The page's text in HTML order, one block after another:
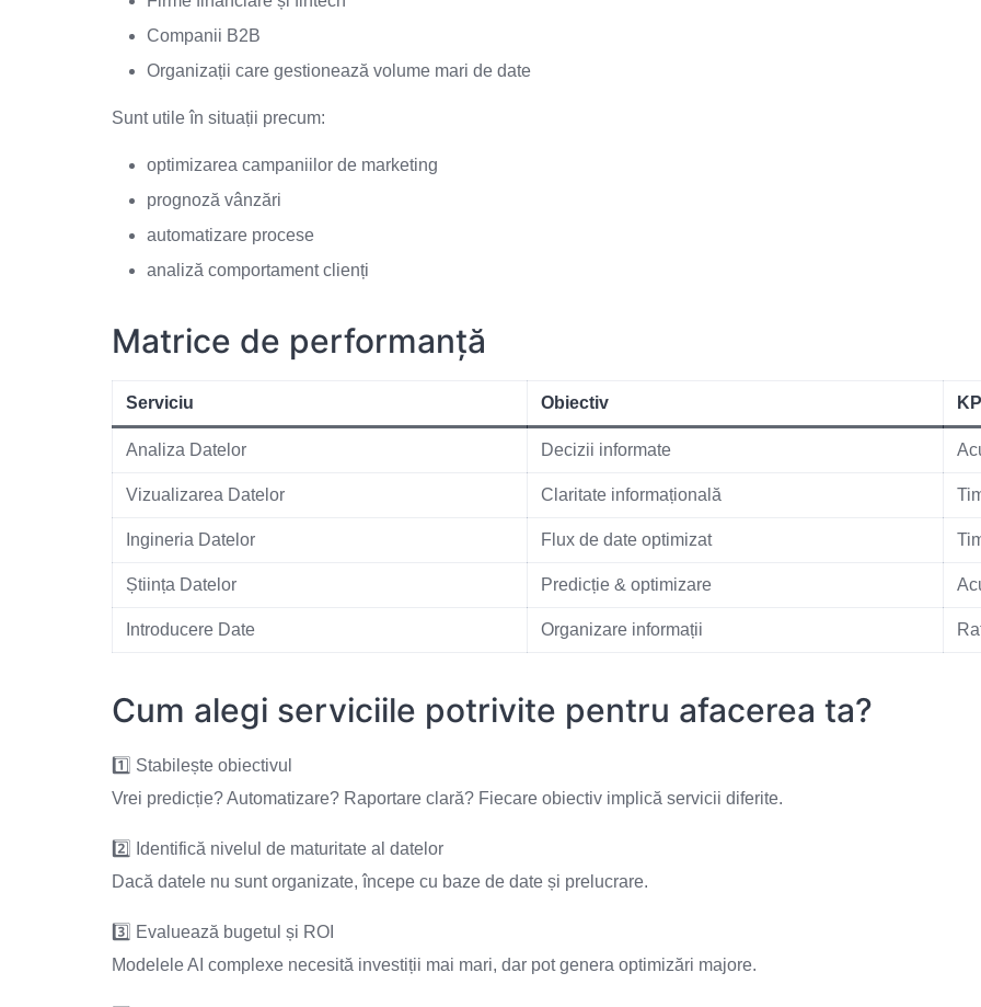
Companii B2B
Organizații care gestionează volume mari de date
Sunt utile în situații precum:
optimizarea campaniilor de marketing
prognoză vânzări
automatizare procese
analiză comportament clienți
Matrice de performanță
Serviciu Obiectiv
Analiza Datelor Decizii informate
Vizualizarea Datelor Claritate informațională
Ingineria Datelor Flux de date optimizat
Știința Datelor Predicție & optimizare
Introducere Date Organizare informații
Cum alegi serviciile potrivite pentru afacerea ta?
1️⃣ Stabilește obiectivul
Vrei predicție? Automatizare? Raportare clară? Fiecare obiectiv implică servicii diferite.
2️⃣ Identifică nivelul de maturitate al datelor
Dacă datele nu sunt organizate, începe cu baze de date și prelucrare.
3️⃣ Evaluează bugetul și ROI
Modelele AI complexe necesită investiții mai mari, dar pot genera optimizări majore.